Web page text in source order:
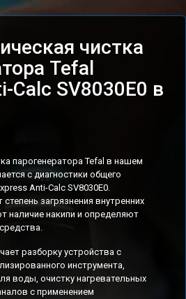
чистка
Tefal
Calc SV8030E0 в
парогенератора Tefal в нашем
с диагностики общего
Anti-Calc SV8030E0.
загрязнения внутренних
наличие накипи и определяют
разборку устройства с
инструмента,
воды, очистку нагревательных
с применением